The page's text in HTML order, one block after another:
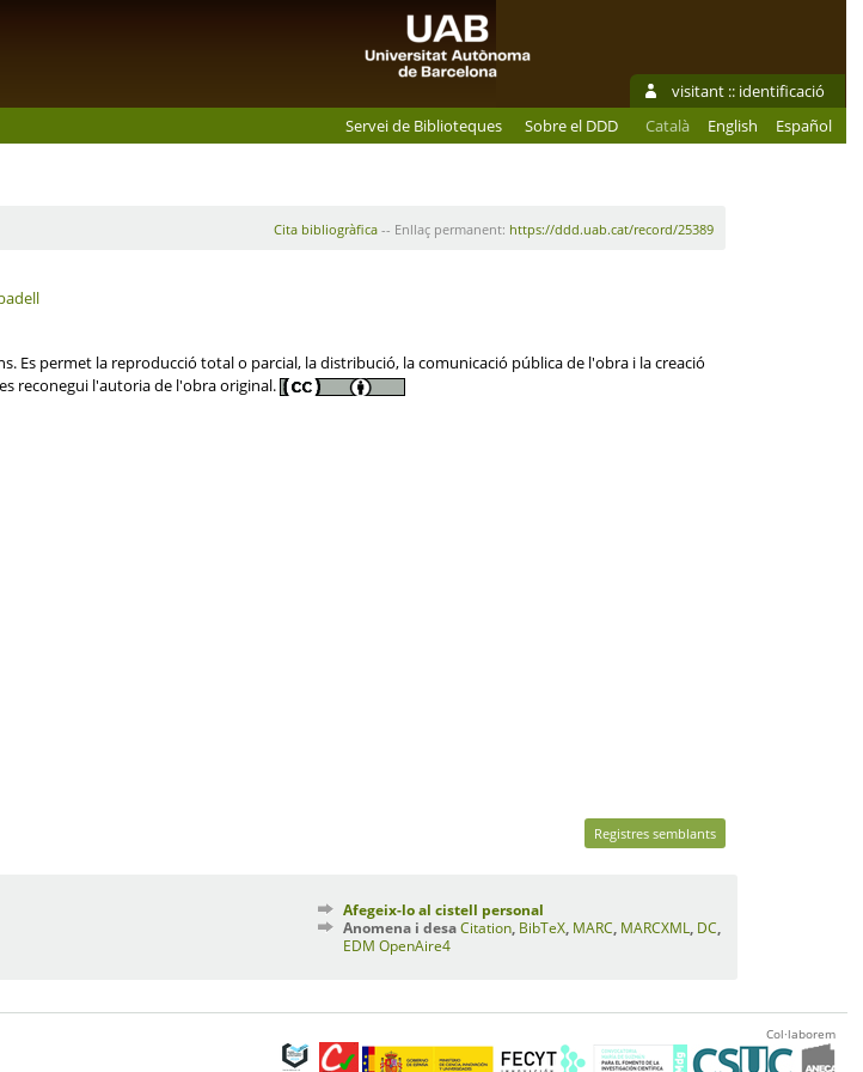
visitant :: identificació
Servei de Biblioteques Sobre el DDD Català English Español
Cita bibliogràfica-- Enllaç permanent: https://ddd.uab.cat/record/25389
Es permet la reproducció total o parcial, la distribució, la comunicació pública de l'obra i la creació
reconegui l'autoria de l'obra original.
Registres semblants
Afegeix-lo al cistell personal
Anomena i desaCitation BibTeX MARC MARCXML DC
EDM OpenAire4
Col·laborem